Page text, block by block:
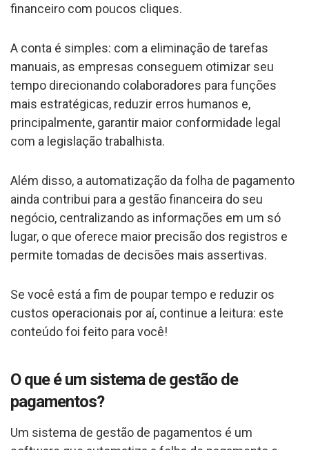
financeiro com poucos cliques.
A conta é simples: com a eliminação de tarefas
manuais, as empresas conseguem otimizar seu
tempo direcionando colaboradores para funções
mais estratégicas, reduzir erros humanos e,
principalmente, garantir maior conformidade legal
com a legislação trabalhista.
Além disso, a automatização da folha de pagamento
ainda contribui para a gestão financeira do seu
negócio, centralizando as informações em um só
lugar, o que oferece maior precisão dos registros e
permite tomadas de decisões mais assertivas.
Se você está a fim de poupar tempo e reduzir os
custos operacionais por aí, continue a leitura: este
conteúdo foi feito para você!
O que é um sistema de gestão de
pagamentos?
Um sistema de gestão de pagamentos é um